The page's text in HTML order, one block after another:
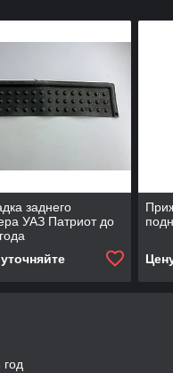
заднего
УАЗ Патриот до